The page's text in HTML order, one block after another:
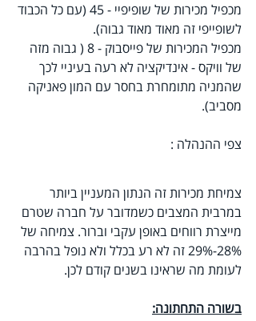
מכפיל מכירות של שופיפיי - 45 (עם כל הכבוד
לשופייפי זה מאוד מאוד גבוה).
מכפיל המכירות של פייסבוק - 8 ( גבוה מזה
של וויקס - אינדיקציה לא רעה בעיניי לכך
שהמניה מתומחרת בחסר עם המון פאניקה
מסביב).
צפי ההנהלה :
צמיחת מכירות זה הנתון המעניין ביותר
במרבית המצבים כשמדובר על חברה שטרם
מייצרת רווחים באופן עקבי וברור. צמיחה של
28%-29% זה לא רע בכלל ולא נופל בהרבה
לעומת מה שראינו בשנים קודם לכן.
בשורה התחתונה: